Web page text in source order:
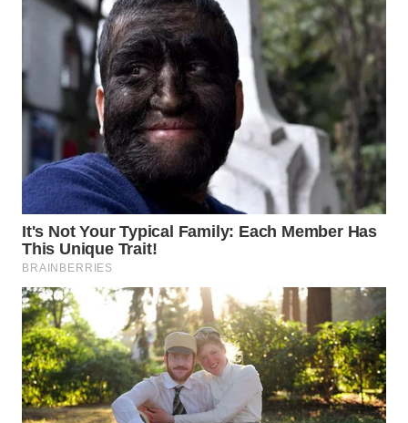
WAHANA
TRAVEL
WAHANA
TV
WAHANANEWS
ID
WAHANANEWS
CO ID
WAHANANEWS
NET
WAHANA
SPORT